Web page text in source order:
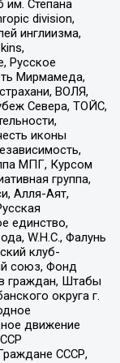
им. Степана
division,
инглиизма,
Русское
Мирмамеда,
ВОЛЯ,
Севера, ТОЙС,
иконы
МПГ, Курсом
группа,
Алля-Аят,
единство,
W.H.С., Фалунь
клуб-
союз, Фонд
граждан, Штабы
округа г.
движение
СССР,